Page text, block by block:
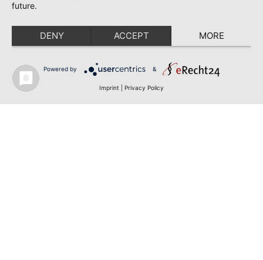
future.
DENY ACCEPT MORE
Powered by &
Imprint Privacy Policy